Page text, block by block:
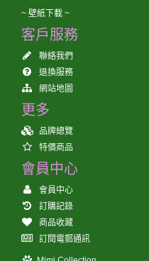
~ 壁紙下載 ~
客戶服務
聯絡我們
退換服務
網站地圖
更多
品牌總覽
特價商品
會員中心
會員中心
訂購記錄
商品收藏
訂閱電郵通訊